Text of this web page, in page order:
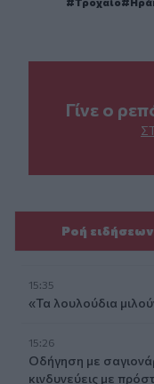
Γίνε ο
Ροή ειδήσεων
15:35
«Τα λουλούδια
15:26
Οδήγηση με
κινδυνεύεις με